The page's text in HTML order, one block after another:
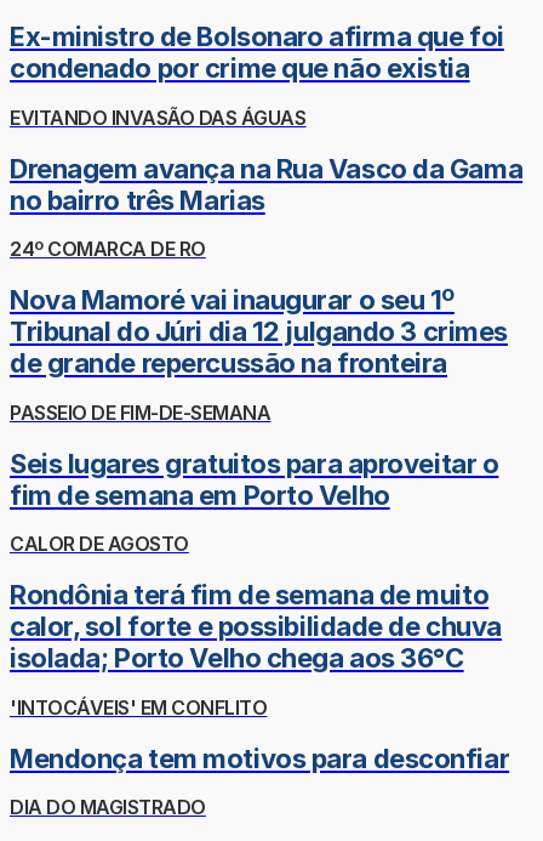
Ex-ministro de Bolsonaro afirma que foi
condenado por crime que não existia
EVITANDO INVASÃO DAS ÁGUAS
Drenagem avança na Rua Vasco da Gama
no bairro três Marias
24º COMARCA DE RO
Nova Mamoré vai inaugurar o seu 1º
Tribunal do Júri dia 12 julgando 3 crimes
de grande repercussão na fronteira
PASSEIO DE FIM-DE-SEMANA
Seis lugares gratuitos para aproveitar o
fim de semana em Porto Velho
CALOR DE AGOSTO
Rondônia terá fim de semana de muito
calor, sol forte e possibilidade de chuva
isolada; Porto Velho chega aos 36°C
'INTOCÁVEIS' EM CONFLITO
Mendonça tem motivos para desconfiar
DIA DO MAGISTRADO